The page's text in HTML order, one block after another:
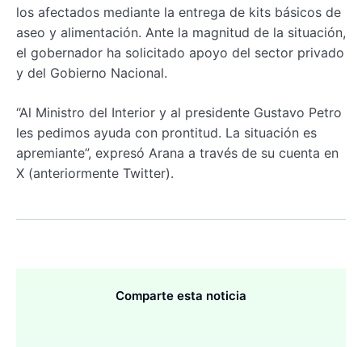
los afectados mediante la entrega de kits básicos de
aseo y alimentación. Ante la magnitud de la situación,
el gobernador ha solicitado apoyo del sector privado
y del Gobierno Nacional.
“Al Ministro del Interior y al presidente Gustavo Petro
les pedimos ayuda con prontitud. La situación es
apremiante”, expresó Arana a través de su cuenta en
X (anteriormente Twitter).
Comparte esta noticia